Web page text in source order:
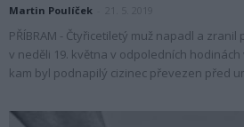
Martin Poulíček
PŘÍBRAM - Čtyřicetiletý muž napadl a
v neděli 19. května v odpoledních
kam byl podnapilý cizinec převezen před